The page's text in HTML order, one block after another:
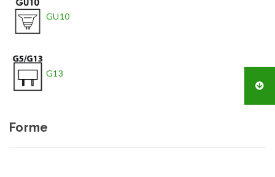
GU10
G13
Forme